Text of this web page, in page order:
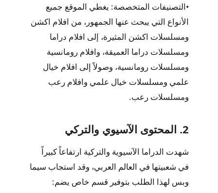
•التصنيفات المتخصصة: يغطي الموقع جميع
الأنواع التي يبحث عنها الجمهور، من افلام اكشن
ومسلسلات اكشن المثيرة، إلى افلام دراما
ومسلسلات دراما العميقة، وافلام رومانسية
ومسلسلات رومانسية، وصولاً إلى افلام خيال
علمي ومسلسلات خيال علمي وافلام رعب
ومسلسلات رعب.
2. المحتوى الآسيوي والتركي
شهدت الدراما الآسيوية والتركية ارتفاعاً كبيراً
في شعبيتها في العالم العربي، وقد استجاب سيما
وبس لهذا الطلب بتوفير قسم خاص يضم: